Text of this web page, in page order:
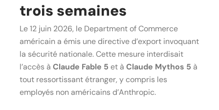
trois semaines
Le 12 juin 2026, le Department of Commerce
américain a émis une directive d’export invoquant
la sécurité nationale. Cette mesure interdisait
l’accès à Claude Fable 5 et à Claude Mythos 5 à
tout ressortissant étranger, y compris les
employés non américains d’Anthropic.